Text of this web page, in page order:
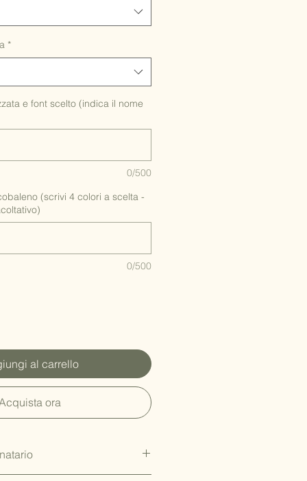
*
e font scelto (indica il nome
0/500
(scrivi 4 colori a scelta -
0/500
al carrello
ora